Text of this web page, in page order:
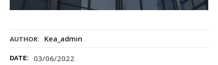
AUTHOR: Kea_admin
DATE: 03/06/2022